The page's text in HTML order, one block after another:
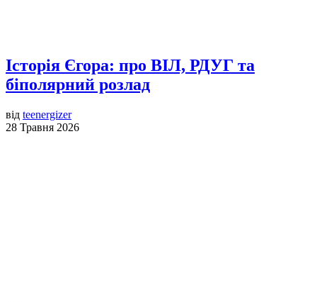
Історія Єгора: про ВІЛ, РДУГ та
біполярний розлад
від teenergizer
28 Травня 2026